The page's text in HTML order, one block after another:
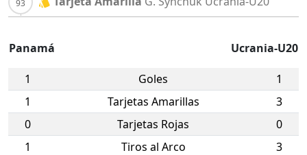
Panamá Ucrania-U20
1 Goles
1
1
Tarjetas Amarillas
3
0
Tarjetas Rojas
0
1
Tiros al Arco
3